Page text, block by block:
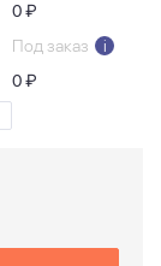
0 ₽
Под заказ
i
0 ₽